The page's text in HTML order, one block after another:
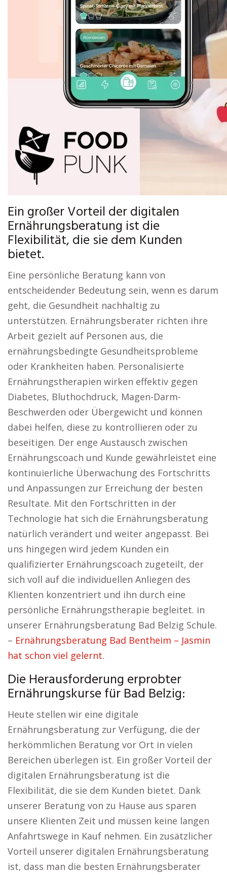
Ein großer Vorteil der digitalen
Ernährungsberatung ist die
Flexibilität, die sie dem Kunden
bietet.
Eine persönliche Beratung kann von
entscheidender Bedeutung sein, wenn es darum
geht, die Gesundheit nachhaltig zu
unterstützen. Ernährungsberater richten ihre
Arbeit gezielt auf Personen aus, die
ernährungsbedingte Gesundheitsprobleme
oder Krankheiten haben. Personalisierte
Ernährungstherapien wirken effektiv gegen
Diabetes, Bluthochdruck, Magen-Darm-
Beschwerden oder Übergewicht und können
dabei helfen, diese zu kontrollieren oder zu
beseitigen. Der enge Austausch zwischen
Ernährungscoach und Kunde gewährleistet eine
kontinuierliche Überwachung des Fortschritts
und Anpassungen zur Erreichung der besten
Resultate. Mit den Fortschritten in der
Technologie hat sich die Ernährungsberatung
natürlich verändert und weiter angepasst. Bei
uns hingegen wird jedem Kunden ein
qualifizierter Ernährungscoach zugeteilt, der
sich voll auf die individuellen Anliegen des
Klienten konzentriert und ihn durch eine
persönliche Ernährungstherapie begleitet. in
unserer Ernährungsberatung Bad Belzig Schule.
– Ernährungsberatung Bad Bentheim – Jasmin
hat schon viel gelernt.
Die Herausforderung erprobter
Ernährungskurse für Bad Belzig:
Heute stellen wir eine digitale
Ernährungsberatung zur Verfügung, die der
herkömmlichen Beratung vor Ort in vielen
Bereichen überlegen ist. Ein großer Vorteil der
digitalen Ernährungsberatung ist die
Flexibilität, die sie dem Kunden bietet. Dank
unserer Beratung von zu Hause aus sparen
unsere Klienten Zeit und müssen keine langen
Anfahrtswege in Kauf nehmen. Ein zusätzlicher
Vorteil unserer digitalen Ernährungsberatung
ist, dass man die besten Ernährungsberater